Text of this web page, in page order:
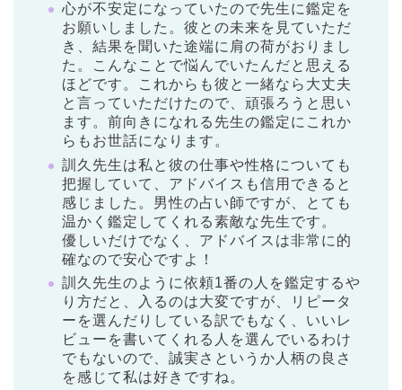
心が不安定になっていたので先生に鑑定を
お願いしました。彼との未来を見ていただ
き、結果を聞いた途端に肩の荷がおりまし
た。こんなことで悩んでいたんだと思える
ほどです。これからも彼と一緒なら大丈夫
と言っていただけたので、頑張ろうと思い
ます。前向きになれる先生の鑑定にこれか
らもお世話になります。
訓久先生は私と彼の仕事や性格についても
把握していて、アドバイスも信用できると
感じました。男性の占い師ですが、とても
温かく鑑定してくれる素敵な先生です。
優しいだけでなく、アドバイスは非常に的
確なので安心ですよ！
訓久先生のように依頼1番の人を鑑定するや
り方だと、入るのは大変ですが、リピータ
ーを選んだりしている訳でもなく、いいレ
ビューを書いてくれる人を選んでいるわけ
でもないので、誠実さというか人柄の良さ
を感じて私は好きですね。